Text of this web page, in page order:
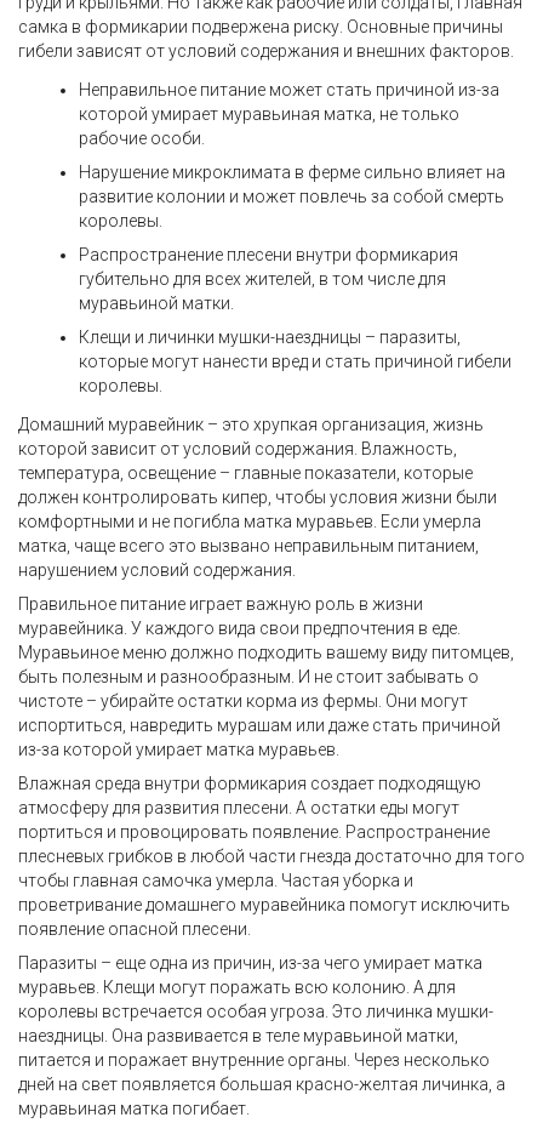
самка в формикарии подвержена риску. Основные причины
гибели зависят от условий содержания и внешних факторов.
Неправильное питание может стать причиной из-за
которой умирает муравьиная матка, не только
рабочие особи.
Нарушение микроклимата в ферме сильно влияет на
развитие колонии и может повлечь за собой смерть
королевы.
Распространение плесени внутри формикария
губительно для всех жителей, в том числе для
муравьиной матки.
Клещи и личинки мушки-наездницы – паразиты,
которые могут нанести вред и стать причиной гибели
королевы.
Домашний муравейник – это хрупкая организация, жизнь
которой зависит от условий содержания. Влажность,
температура, освещение – главные показатели, которые
должен контролировать кипер, чтобы условия жизни были
комфортными и не погибла матка муравьев. Если умерла
матка, чаще всего это вызвано неправильным питанием,
нарушением условий содержания.
Правильное питание играет важную роль в жизни
муравейника. У каждого вида свои предпочтения в еде.
Муравьиное меню должно подходить вашему виду питомцев,
быть полезным и разнообразным. И не стоит забывать о
чистоте – убирайте остатки корма из фермы. Они могут
испортиться, навредить мурашам или даже стать причиной
из-за которой умирает матка муравьев.
Влажная среда внутри формикария создает подходящую
атмосферу для развития плесени. А остатки еды могут
портиться и провоцировать появление. Распространение
плесневых грибков в любой части гнезда достаточно для того
чтобы главная самочка умерла. Частая уборка и
проветривание домашнего муравейника помогут исключить
появление опасной плесени.
Паразиты – еще одна из причин, из-за чего умирает матка
муравьев. Клещи могут поражать всю колонию. А для
королевы встречается особая угроза. Это личинка мушки-
наездницы. Она развивается в теле муравьиной матки,
питается и поражает внутренние органы. Через несколько
дней на свет появляется большая красно-желтая личинка, а
муравьиная матка погибает.